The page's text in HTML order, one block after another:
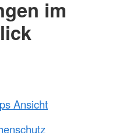
im
Ansicht